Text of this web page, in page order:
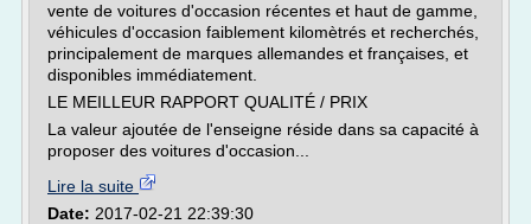
vente de voitures d'occasion récentes et haut de gamme,
véhicules d'occasion faiblement kilomètrés et recherchés,
principalement de marques allemandes et françaises, et
disponibles immédiatement.
LE MEILLEUR RAPPORT QUALITÉ / PRIX
La valeur ajoutée de l'enseigne réside dans sa capacité à
proposer des voitures d'occasion...
Lire la suite
Date: 2017-02-21 22:39:30